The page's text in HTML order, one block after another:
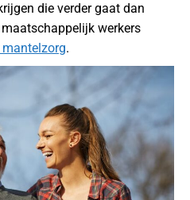
die verder gaat dan
werkers
.